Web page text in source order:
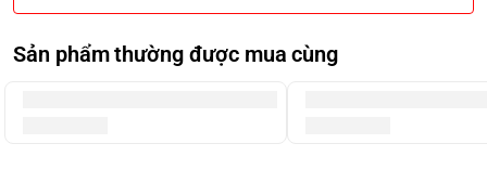
Sản phẩm thường được mua cùng